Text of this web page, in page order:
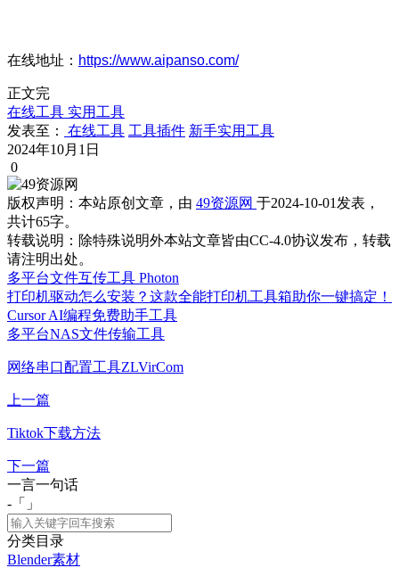
在线地址： https://www.aipanso.com/
正文完
在线工具 实用工具
发表至：
在线工具 工具插件 新手实用工具
2024年10月1日
0
版权声明： 本站原创文章，由 49资源网 于2024-10-01发表，
共计65字。
转载说明： 除特殊说明外本站文章皆由CC-4.0协议发布，转载
请注明出处。
多平台文件互传工具 Photon
打印机驱动怎么安装？这款全能打印机工具箱助你一键搞定！
Cursor AI编程免费助手工具
多平台NAS文件传输工具
网络串口配置工具ZLVirCom
上一篇
Tiktok下载方法
下一篇
一言一句话
-「
」
分类目录
Blender素材